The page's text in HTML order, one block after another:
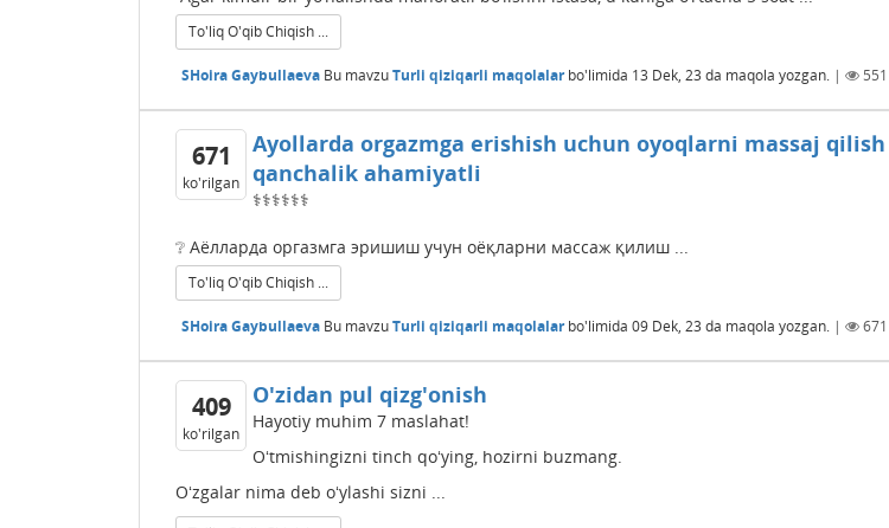
To'liq O'qib Chiqish ...
SHoira Gaybullaeva Bu mavzuTurli qiziqarli maqolalarbo'limida 13 Dek, 23 da maqola yozgan. | 551
671
ko'rilgan
Ayollarda orgazmga erishish uchun oyoqlarni massaj qilish
qanchalik ahamiyatli
‍⚕️‍⚕️‍⚕️‍⚕️‍⚕️‍⚕️
❔ Аёлларда оргазмга эришиш учун оёқларни массаж қилиш ...
To'liq O'qib Chiqish ...
SHoira Gaybullaeva Bu mavzuTurli qiziqarli maqolalarbo'limida 09 Dek, 23 da maqola yozgan. | 671
409
ko'rilgan
O'zidan pul qizg'onish
Hayotiy muhim 7 maslahat!
Oʻtmishingizni tinch qoʻying, hozirni buzmang.
Oʻzgalar nima deb oʻylashi sizni ...